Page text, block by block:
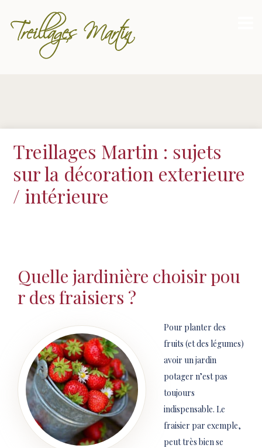
Treillages Martin : sujets
sur la décoration exterieure
/ intérieure
Quelle jardinière choisir pou
r des fraisiers ?
Pour planter des
fruits (et des légumes)
avoir un jardin
potager n’est pas
toujours
indispensable. Le
fraisier par exemple,
peut très bien se